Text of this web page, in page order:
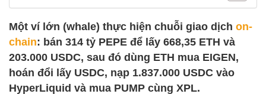
Một ví lớn (whale) thực hiện chuỗi giao dịch on-
chain: bán 314 tỷ PEPE để lấy 668,35 ETH và
203.000 USDC, sau đó dùng ETH mua EIGEN,
hoán đổi lấy USDC, nạp 1.837.000 USDC vào
HyperLiquid và mua PUMP cùng XPL.